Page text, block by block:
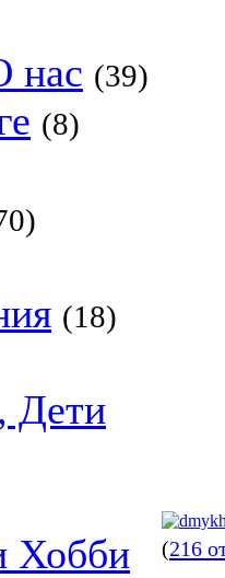
нас (39)
(8)
(18)
Дети
Хобби (216